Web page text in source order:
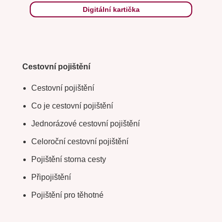
Digitální kartička
Cestovní pojištění
Cestovní pojištění
Co je cestovní pojištění
Jednorázové cestovní pojištění
Celoroční cestovní pojištění
Pojištění storna cesty
Připojištění
Pojištění pro těhotné